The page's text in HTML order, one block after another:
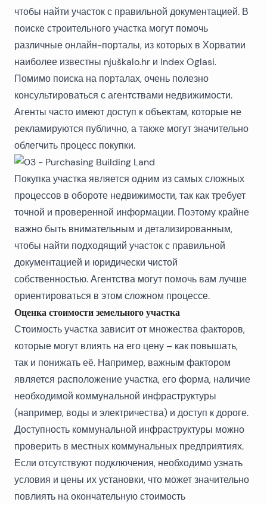
чтобы найти участок с правильной документацией. В
поиске строительного участка могут помочь
различные онлайн-порталы, из которых в Хорватии
наиболее известны njuškalo.hr и Index Oglasi.
Помимо поиска на порталах, очень полезно
консультироваться с агентствами недвижимости.
Агенты часто имеют доступ к объектам, которые не
рекламируются публично, а также могут значительно
облегчить процесс покупки.
Покупка участка является одним из самых сложных
процессов в обороте недвижимости, так как требует
точной и проверенной информации. Поэтому крайне
важно быть внимательным и детализированным,
чтобы найти подходящий участок с правильной
документацией и юридически чистой
собственностью. Агентства могут помочь вам лучше
ориентироваться в этом сложном процессе.
Оценка стоимости земельного участка
Стоимость участка зависит от множества факторов,
которые могут влиять на его цену – как повышать,
так и понижать её. Например, важным фактором
является расположение участка, его форма, наличие
необходимой коммунальной инфраструктуры
(например, воды и электричества) и доступ к дороге.
Доступность коммунальной инфраструктуры можно
проверить в местных коммунальных предприятиях.
Если отсутствуют подключения, необходимо узнать
условия и цены их установки, что может значительно
повлиять на окончательную стоимость